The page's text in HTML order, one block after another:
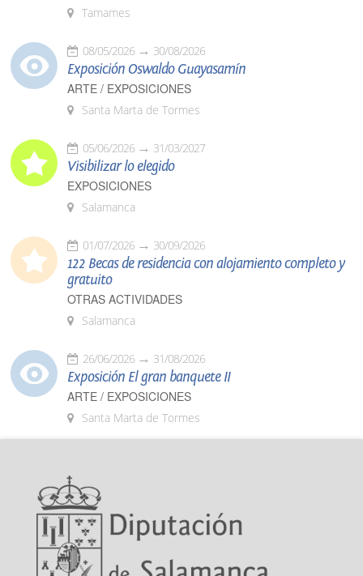
Tamames
08/05/2026 30/08/2026
Exposición Oswaldo Guayasamín
ARTE / EXPOSICIONES
Santa Marta de Tormes
05/06/2026 31/03/2027
Visibilizar lo elegido
EXPOSICIONES
Salamanca
01/07/2026 30/09/2026
122 Becas de residencia con alojamiento completo y
gratuito
OTRAS ACTIVIDADES
Salamanca
26/06/2026 31/08/2026
Exposición El gran banquete II
ARTE / EXPOSICIONES
Santa Marta de Tormes